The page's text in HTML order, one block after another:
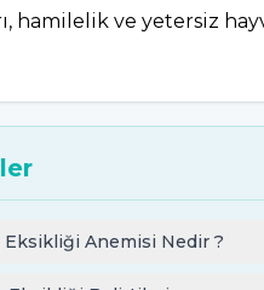
hamilelik ve yetersiz
Eksikliği Anemisi Nedir ?